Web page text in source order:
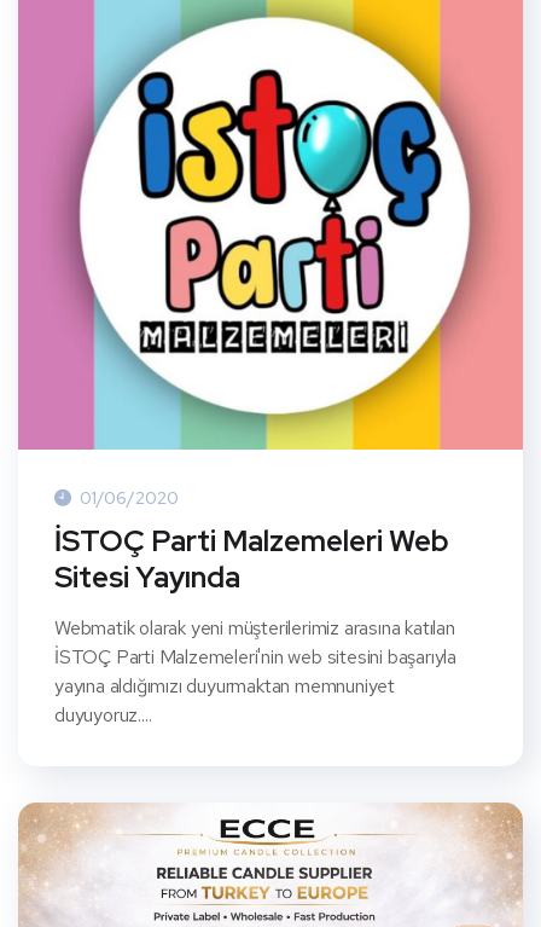
01/06/2020
İSTOÇ Parti Malzemeleri Web
Sitesi Yayında
Webmatik olarak yeni müşterilerimiz arasına katılan
İSTOÇ Parti Malzemeleri'nin web sitesini başarıyla
yayına aldığımızı duyurmaktan memnuniyet
duyuyoruz....